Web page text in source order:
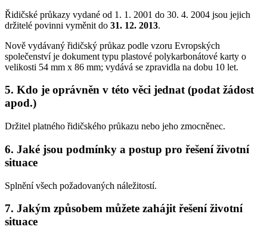
Řidičské průkazy vydané od 1. 1. 2001 do 30. 4. 2004 jsou jejich
držitelé povinni vyměnit do 31. 12. 2013.
Nově vydávaný řidičský průkaz podle vzoru Evropských
společenství je dokument typu plastové polykarbonátové karty o
velikosti 54 mm x 86 mm; vydává se zpravidla na dobu 10 let.
5. Kdo je oprávněn v této věci jednat (podat žádost
apod.)
Držitel platného řidičského průkazu nebo jeho zmocněnec.
6. Jaké jsou podmínky a postup pro řešení životní
situace
Splnění všech požadovaných náležitostí.
7. Jakým způsobem můžete zahájit řešení životní
situace